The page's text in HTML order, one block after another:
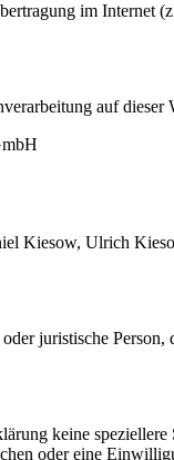
im
auf dieser
Kiesow, Ulrich
juristische
keine
oder eine